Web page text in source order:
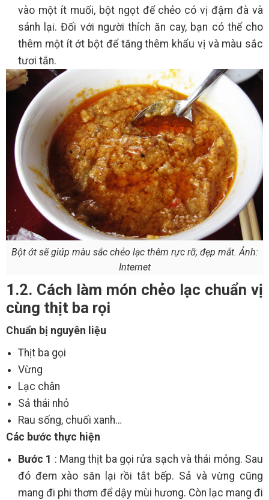
vào một ít muối, bột ngọt để chẻo có vị đậm đà và
sánh lại. Đối với người thích ăn cay, bạn có thể cho
thêm một ít ớt bột để tăng thêm khẩu vị và màu sắc
tươi tắn.
Bột ớt sẽ giúp màu sắc chẻo lạc thêm rực rỡ, đẹp mắt. Ảnh:
Internet
1.2. Cách làm món chẻo lạc chuẩn vị
cùng thịt ba rọi
Chuẩn bị nguyên liệu
Thịt ba gọi
Vừng
Lạc chân
Sả thái nhỏ
Rau sống, chuối xanh…
Các bước thực hiện
Bước 1 : Mang thịt ba gọi rửa sạch và thái mỏng. Sau
đó đem xào săn lại rồi tắt bếp. Sả và vừng cũng
mang đi phi thơm để dậy mùi hương. Còn lạc mang đi